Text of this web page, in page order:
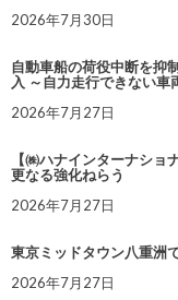
2026年7月30日
自動車船の荷役中断を抑
入 ～自力走行できない車
2026年7月27日
【㈱ハナインターナシ
更なる強化ねらう
2026年7月27日
東京ミッドタウン八重洲
2026年7月27日